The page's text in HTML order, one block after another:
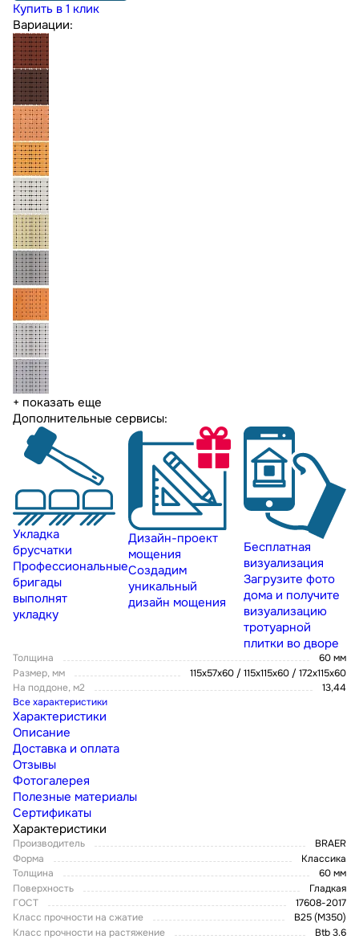
Купить в 1 клик
Вариации:
+ показать еще
Дополнительные сервисы:
Укладка
брусчатки
Профессиональные
бригады
выполнят
укладку
Дизайн-проект
мощения
Создадим
уникальный
дизайн мощения
Бесплатная
визуализация
Загрузите фото
дома и получите
визуализацию
тротуарной
плитки во дворе
Толщина
60 мм
Размер, мм
115х57х60 / 115х115х60 / 172х115х60
На поддоне, м2
13,44
Все характеристики
Характеристики
Описание
Доставка и оплата
Отзывы
Фотогалерея
Полезные материалы
Сертификаты
Характеристики
Производитель
BRAER
Форма
Классика
Толщина
60 мм
Поверхность
Гладкая
ГОСТ
17608-2017
Класс прочности на сжатие
В25 (М350)
Класс прочности на растяжение
Btb 3.6